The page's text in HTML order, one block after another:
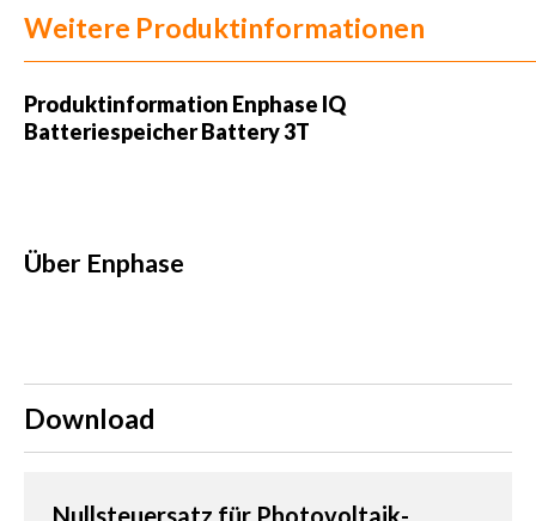
Weitere Produktinformationen
Produktinformation Enphase IQ
Batteriespeicher Battery 3T
Über Enphase
Download